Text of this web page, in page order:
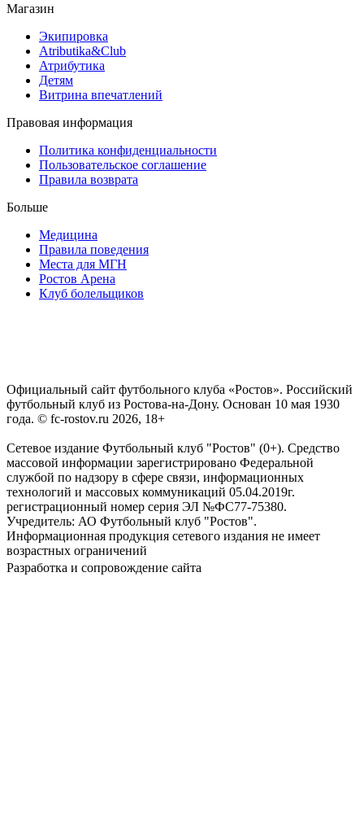
Магазин
Экипировка
Atributika&Club
Атрибутика
Детям
Витрина впечатлений
Правовая информация
Политика конфиденциальности
Пользовательское соглашение
Правила возврата
Больше
Медицина
Правила поведения
Места для МГН
Ростов Арена
Клуб болельщиков
Официальный сайт футбольного клуба «Ростов». Российский
футбольный клуб из Ростова-на-Дону. Основан 10 мая 1930
года. © fc-rostov.ru 2026, 18+
Сетевое издание Футбольный клуб "Ростов" (0+). Средство
массовой информации зарегистрировано Федеральной
службой по надзору в сфере связи, информационных
технологий и массовых коммуникаций 05.04.2019г.
регистрационный номер серия ЭЛ №ФС77-75380.
Учредитель: АО Футбольный клуб "Ростов".
Информационная продукция сетевого издания не имеет
возрастных ограничений
Разработка и сопровождение сайта